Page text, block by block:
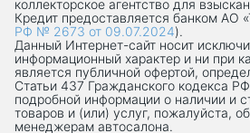
коллекторское агентство для
Кредит предоставляется банком АО
РФ № 2673 от 09.07.2024).
Данный Интернет-сaйт носит
информационный характер и ни при
является публичной офертой,
Статьи 437 Гражданского кодекса
подробной информации о наличии и
товаров и (или) услуг, пожалуйста,
менеджерам автосалона.